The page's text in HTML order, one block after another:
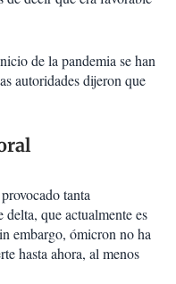
de la pandemia se han
autoridades dijeron que
tanta
que actualmente es
embargo, ómicron no ha
hasta ahora, al menos